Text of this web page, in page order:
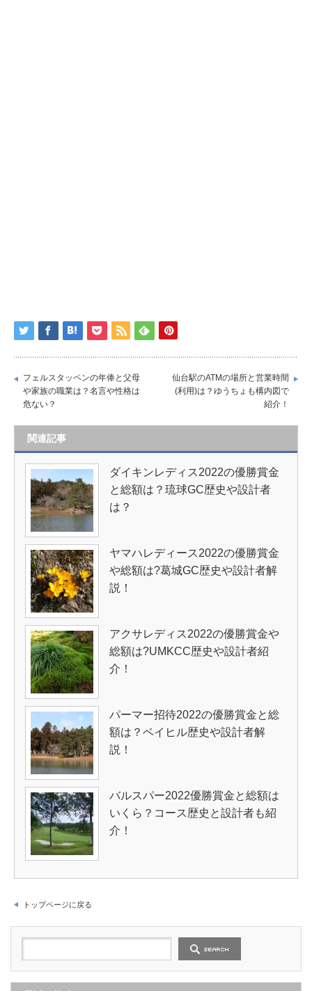
フェルスタッペンの年俸と父母
や家族の職業は？名言や性格は
危ない？
仙台駅のATMの場所と営業時間
(利用)は？ゆうちょも構内図で
紹介！
関連記事
ダイキンレディス2022の優勝賞金
と総額は？琉球GC歴史や設計者
は？
ヤマハレディース2022の優勝賞金
や総額は?葛城GC歴史や設計者解
説！
アクサレディス2022の優勝賞金や
総額は?UMKCC歴史や設計者紹
介！
パーマー招待2022の優勝賞金と総
額は？ベイヒル歴史や設計者解
説！
バルスパー2022優勝賞金と総額は
いくら？コース歴史と設計者も紹
介！
トップページに戻る